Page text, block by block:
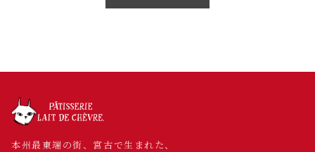
本州最東端の街、宮古で生まれた、